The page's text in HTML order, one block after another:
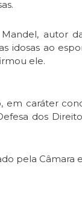
autor
idosas ao
ele.
em caráter
dos
pela Câmara